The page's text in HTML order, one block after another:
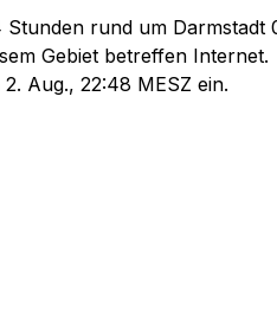
rund um
Gebiet betreffen Internet.
Aug., 22:48 MESZ ein.